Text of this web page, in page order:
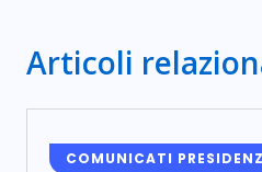
Articoli
COMUNICATI